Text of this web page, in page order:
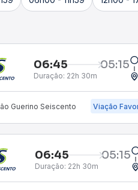
06:45 05:15
Duração: 22h 30m
Guerino Seiscento Viação
06:45 05:15
Duração: 22h 30m